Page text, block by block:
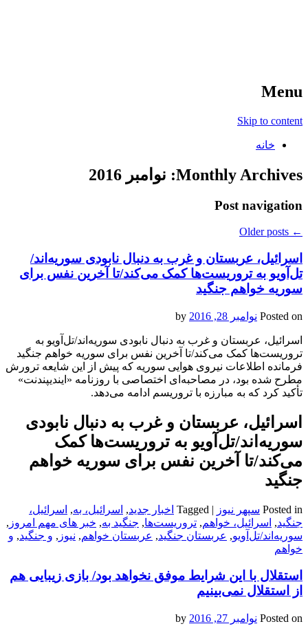
Menu
Skip to content
خانه
Monthly Archives: نوامبر 2016
Post navigation
←
اسرائیل، عربستان و غرب به دنبال نابودی سوریه‌اند/
تل‌آویو به تروریست‌ها کمک می‌کند/تا آخرین نفس برای
سوریه خواهم جنگید
Posted on نوامبر 28, 2016
اسرائیل، عربستان و غرب به دنبال نابودی سوریه‌اند/تل‌آویو به
تروریست‌ها کمک می‌کند/تا آخرین نفس برای سوریه خواهم جنگید
فرمانده اطلاعات نیروی هوایی سوریه که پیش از این شایعه ترورش
مطرح شده بود، در مصاحبه‌ای اختصاصی با روزنامه «ایندیپندنت»
تأکید کرد که به مبارزه با تروریسم ادامه می‌دهد.
اسرائیل، عربستان و غرب به دنبال نابودی
سوریه‌اند/تل‌آویو به تروریست‌ها کمک
می‌کند/تا آخرین نفس برای سوریه خواهم
جنگید
Posted in سپهر نیوز Tagged اخبار جدید, اسرائیل، به, اسرائیل،
جنگید, اسرائیل، خواهم, تروریست‌ها, جنگید به, خبر های مهم امروز ,
سوریه‌اند/تل‌آویو, عربستان جنگید, عربستان خواهم, نیوز , و جنگید, و
خواهم
استقلال با این شرایط موفق نخواهد بود/ بازی زیبایی هم
از استقلال نمی‌بینیم
Posted on نوامبر 27, 2016